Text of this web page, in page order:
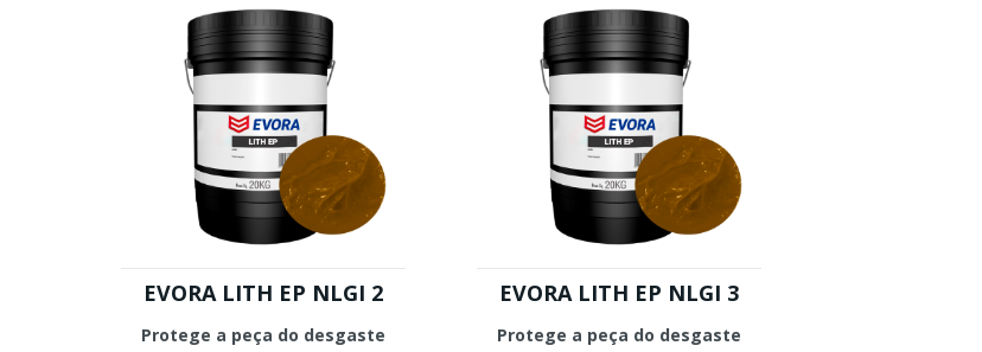
EVORA LITH EP NLGI 2
Protege a peça do desgaste
EVORA LITH EP NLGI 3
Protege a peça do desgaste